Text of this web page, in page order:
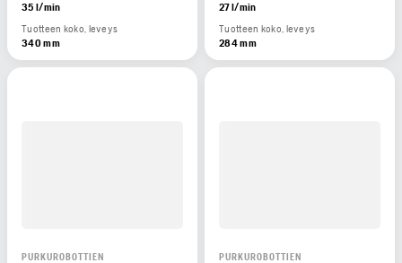
35 l/min
Tuotteen koko, leveys
340 mm
27 l/min
Tuotteen koko, leveys
284 mm
PURKUROBOTTIEN
PURKUROBOTTIEN